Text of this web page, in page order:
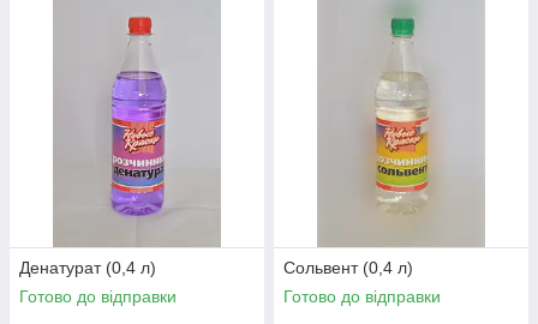
Денатурат (0,4 л)
Готово до відправки
Сольвент (0,4 л)
Готово до відправки